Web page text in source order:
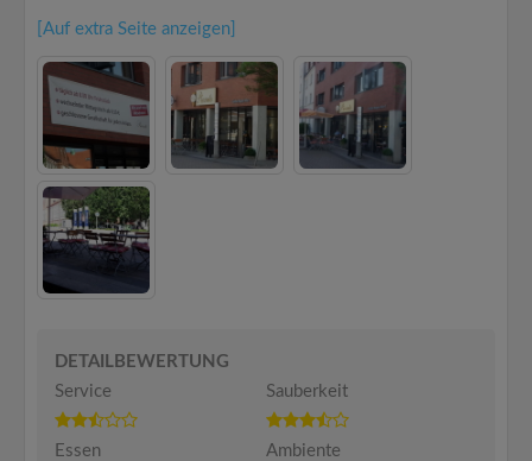
[Auf extra Seite anzeigen]
DETAILBEWERTUNG
Service
Sauberkeit
Essen Ambiente